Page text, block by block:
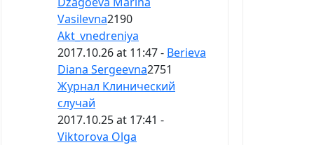
Vasilevna2190
Аkt_vnedreniya
2017.10.26 at 11:47 - Berieva
Diana Sergeevna2751
Журнал Клинический
случай
2017.10.25 at 17:41 -
Viktorova Olga